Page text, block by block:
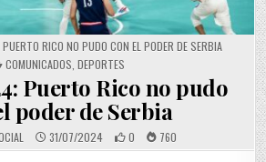
RICO NO PUDO CON EL PODER DE SERBIA
POSTED IN
COMUNICADOS DEPORTES
Puerto Rico no pudo
poder de Serbia
31/07/2024 0 760